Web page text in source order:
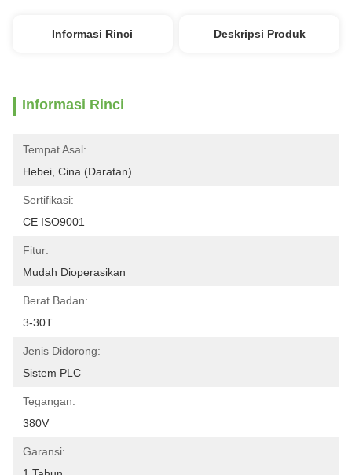
Informasi Rinci Deskripsi Produk
Informasi Rinci
Tempat Asal:
Hebei, Cina (Daratan)
Sertifikasi:
CE ISO9001
Fitur:
Mudah Dioperasikan
Berat Badan:
3-30T
Jenis Didorong:
Sistem PLC
Tegangan:
380V
Garansi: